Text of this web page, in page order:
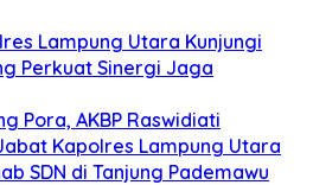
Lampung Utara Kunjungi
Perkuat Sinergi Jaga
Pora, AKBP Raswidiati
Kapolres Lampung Utara
SDN di Tanjung Pademawu